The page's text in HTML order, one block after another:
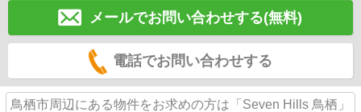
メールでお問い合わせする(無料)
電話でお問い合わせする
鳥栖市周辺にある物件をお求めの方は「Seven Hills 鳥栖」